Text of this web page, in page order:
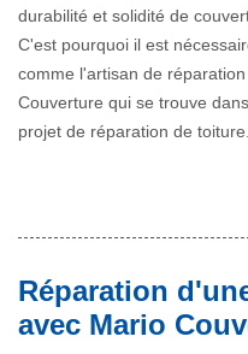
durabilité et solidité de
C'est pourquoi il est
comme l'artisan de
Couverture qui se trouve
projet de réparation de toiture.
Réparation
avec Mario